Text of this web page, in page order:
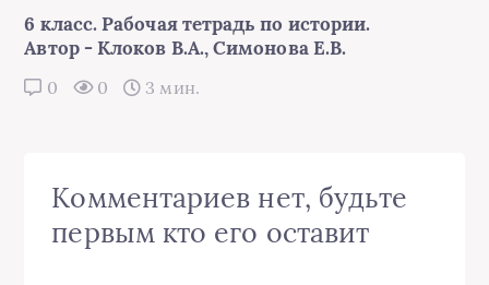
6 класс. Рабочая тетрадь по истории.
Автор - Клоков В.А., Симонова Е.В.
0 0 3 мин.
Комментариев нет, будьте
первым кто его оставит